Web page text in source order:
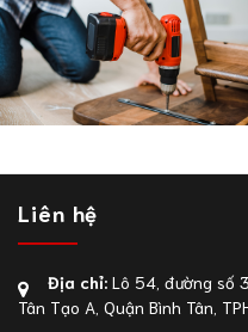
Liên hệ
Địa chỉ: Lô 54, đường số
Tân Tạo A, Quận Bình Tân,